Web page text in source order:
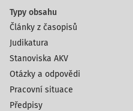
Typy obsahu
Články z časopisů
Judikatura
Stanoviska AKV
Otázky a odpovědi
Pracovní situace
Předpisy